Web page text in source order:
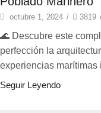
octubre 1, 2024 / 3819
🌊 Descubre este
perfección la
experiencias marítimas
Seguir Leyendo